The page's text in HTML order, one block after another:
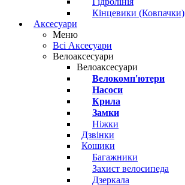
Кінцевики (Ковпачки)
Аксесуари
Меню
Всі Аксесуари
Велоаксесуари
Велоаксесуари
Велокомп'ютери
Насоси
Крила
Замки
Ніжки
Дзвінки
Кошики
Багажники
Захист велосипеда
Дзеркала